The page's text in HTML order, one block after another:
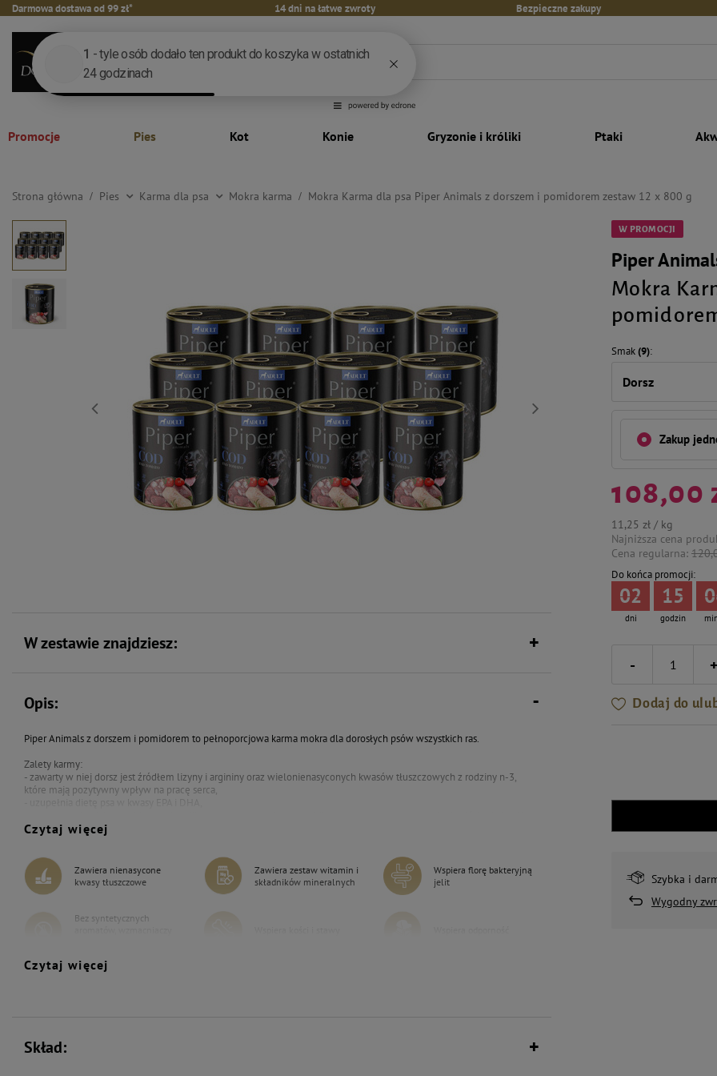
Darmowa dostawa od 99 zł* 14 dni na łatwe zwroty Bezpieczne zakupy
Promocje Pies Kot Konie Gryzonie i króliki Ptaki
Strona główna Pies Karma dla psa Mokra karma Mokra Karma dla psa Piper Animals z dorszem i pomidorem zestaw 12 x 800 g
W PROMOCJI
Piper
Mokra
Smak(9)
Dorsz
Zakup
108,00
11,25 zł / kg
Najniższa cena
Cena regularna:
Do końca promocji:
dni
02
godzin
15
-
Dodaj do
Szybka i
Wygodny
W zestawie znajdziesz:
Opis:
Piper Animals z dorszem i pomidorem to pełnoporcjowa karma mokra dla dorosłych psów wszystkich ras.
Zalety karmy:
- zawarty w niej dorsz jest źródłem lizyny i argininy oraz wielonienasyconych kwasów tłuszczowych z rodziny n-3,
które mają pozytywny wpływ na pracę serca,
wpływa na witalność komórek,
- nie zawiera syntetycznych aromatów, wzmacniaczy smaku ani barwników.
Czytaj więcej
Zawiera nienasycone
kwasy tłuszczowe
Zawiera zestaw witamin i
składników mineralnych
Wspiera florę bakteryjną
jelit
Bez syntetycznych
Czytaj więcej
Skład: